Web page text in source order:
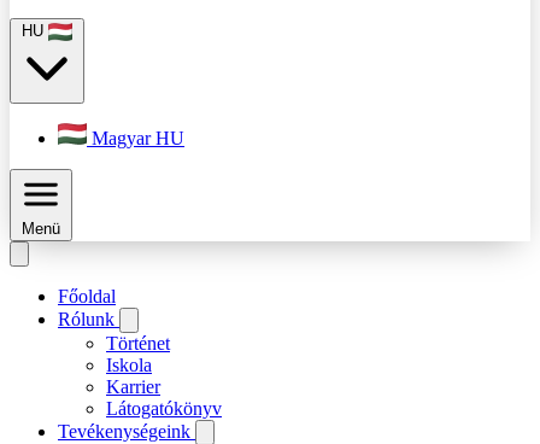
HU
Magyar HU
Menü
Főoldal
Rólunk
Történet
Iskola
Karrier
Látogatókönyv
Tevékenységeink